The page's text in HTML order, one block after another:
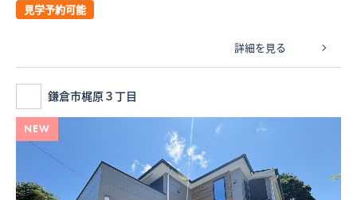
見学予約可能
詳細を見る
鎌倉市梶原３丁目
NEW